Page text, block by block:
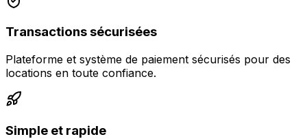
Transactions sécurisées
Plateforme et système de paiement sécurisés pour des
locations en toute confiance.
Simple et rapide